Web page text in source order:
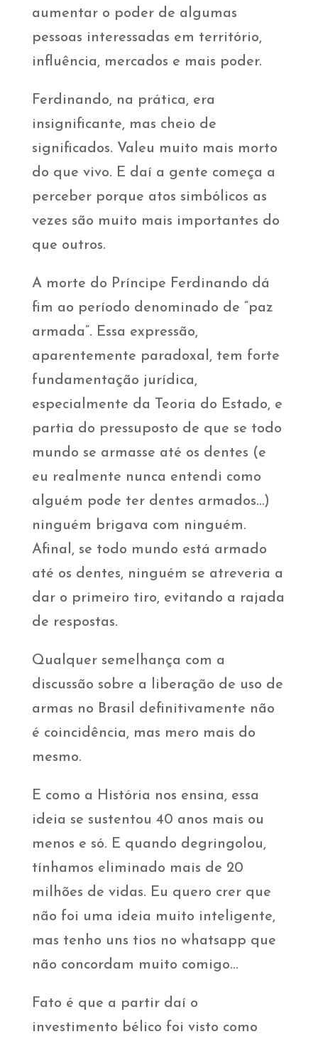
aumentar o poder de algumas
pessoas interessadas em território,
influência, mercados e mais poder.
Ferdinando, na prática, era
insignificante, mas cheio de
significados. Valeu muito mais morto
do que vivo. E daí a gente começa a
perceber porque atos simbólicos as
vezes são muito mais importantes do
que outros.
A morte do Príncipe Ferdinando dá
fim ao período denominado de “paz
armada”. Essa expressão,
aparentemente paradoxal, tem forte
fundamentação jurídica,
especialmente da Teoria do Estado, e
partia do pressuposto de que se todo
mundo se armasse até os dentes (e
eu realmente nunca entendi como
alguém pode ter dentes armados…)
ninguém brigava com ninguém.
Afinal, se todo mundo está armado
até os dentes, ninguém se atreveria a
dar o primeiro tiro, evitando a rajada
de respostas.
Qualquer semelhança com a
discussão sobre a liberação de uso de
armas no Brasil definitivamente não
é coincidência, mas mero mais do
mesmo.
E como a História nos ensina, essa
ideia se sustentou 40 anos mais ou
menos e só. E quando degringolou,
tínhamos eliminado mais de 20
milhões de vidas. Eu quero crer que
não foi uma ideia muito inteligente,
mas tenho uns tios no whatsapp que
não concordam muito comigo…
Fato é que a partir daí o
investimento bélico foi visto como